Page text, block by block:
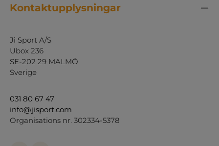
Kontaktupplysningar
Ji Sport A/S
Ubox 236
SE-202 29 MALMÖ
Sverige
031 80 67 47
info@jisport.com
Organisations nr. 302334-5378